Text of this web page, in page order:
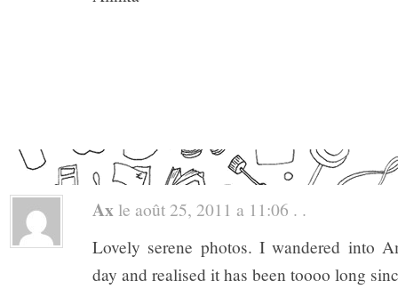
Ax le août 25, 2011 a 11:06 . .
Lovely serene photos. I wandered into
day and realised it has been toooo long